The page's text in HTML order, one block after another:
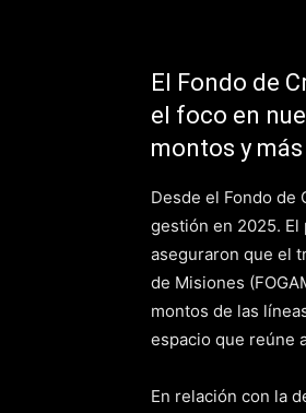
El Fondo de
el foco en
montos y
Desde el Fondo
gestión en 2025.
aseguraron que el
de Misiones
montos de las
espacio que reúne
En relación con la